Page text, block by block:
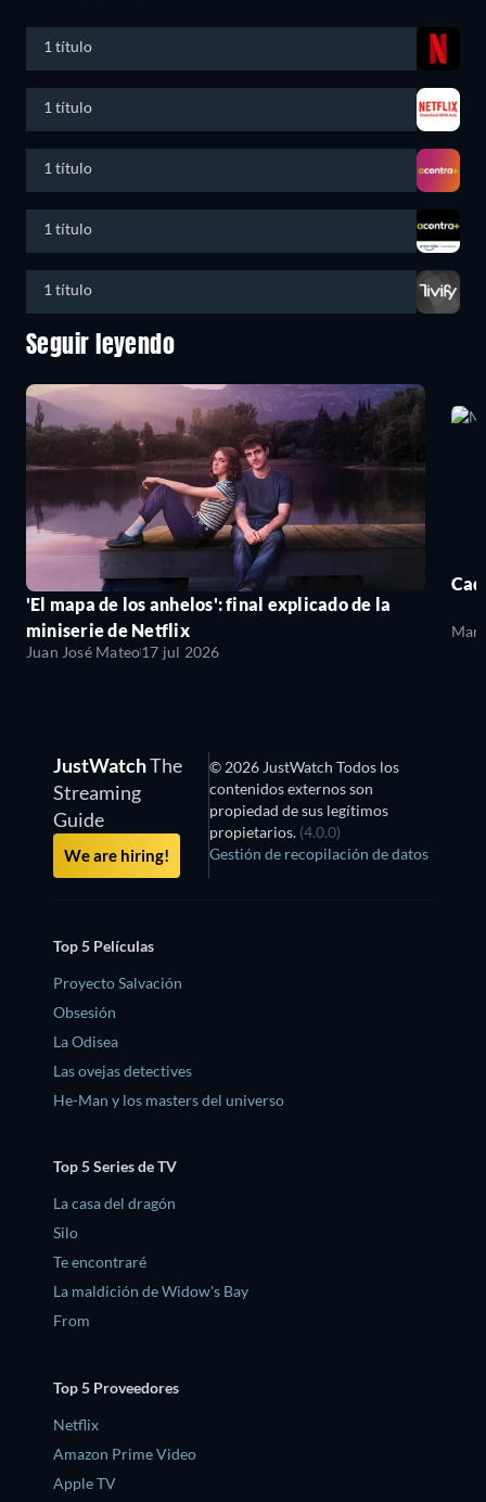
1 título
1 título
1 título
1 título
1 título
Seguir leyendo
'El mapa de los anhelos': final explicado de la
miniserie de Netflix
Juan José Mateo17 jul 2026
JustWatchThe
Streaming
Guide
We are hiring!
© 2026 JustWatch Todos los
contenidos externos son
propiedad de sus legítimos
propietarios. (4.0.0)
Gestión de recopilación de datos
Top 5 Películas
Proyecto Salvación
Obsesión
La Odisea
Las ovejas detectives
He-Man y los masters del universo
Top 5 Series de TV
La casa del dragón
Silo
Te encontraré
La maldición de Widow's Bay
From
Top 5 Proveedores
Netflix
Amazon Prime Video
Apple TV